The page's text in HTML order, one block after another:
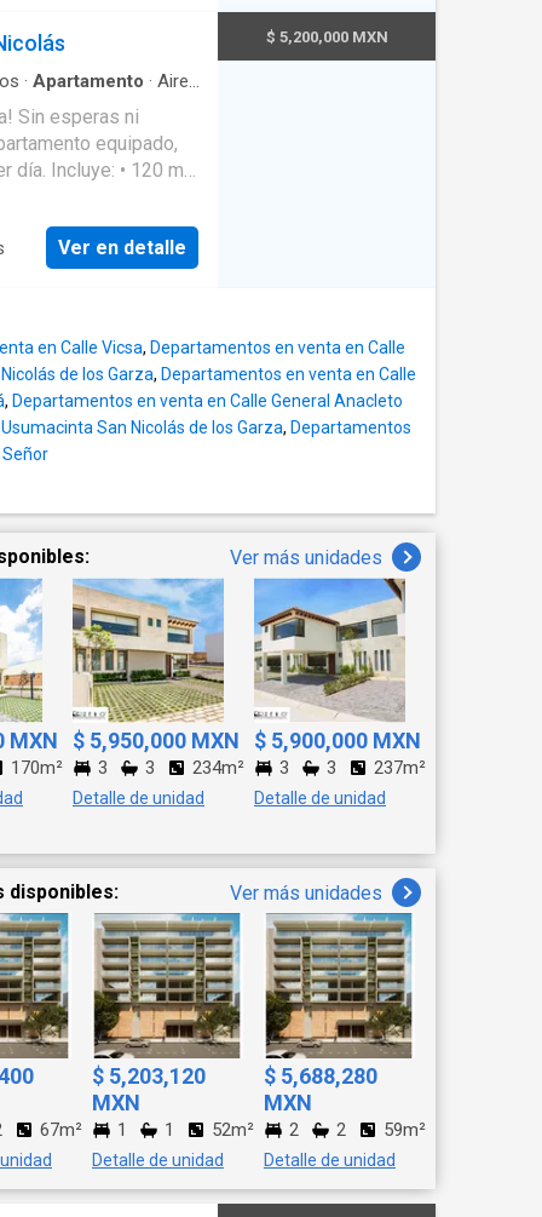
de techo + boiler
mini Oxxo y
de negociación
· Apartamento · Aire
·Elevador·Recámara
de vigilancia·
Sin esperas ni
equipado,
día. Incluye: • 120 m²
• Balcón en area
sorpresa ni
que lo disfrutes
de
Ver en detalle
$ 5,200,000 MXN
en Calle Vicsa, Departamentos en venta en Calle
de los Garza, Departamentos en venta en Calle
, Departamentos en venta en Calle General Anacleto
San Nicolás de los Garza, Departamentos
Ver más unidades
MXN
170m²
$ 5,950,000 MXN
3 3 234m²
Detalle de unidad
$ 5,900,000 MXN
3 3 237m²
Detalle de unidad
disponibles: Ver más unidades
67m²
$ 5,203,120
MXN
1 1 52m²
Detalle de unidad
$ 5,688,280
MXN
2 2 59m²
Detalle de unidad